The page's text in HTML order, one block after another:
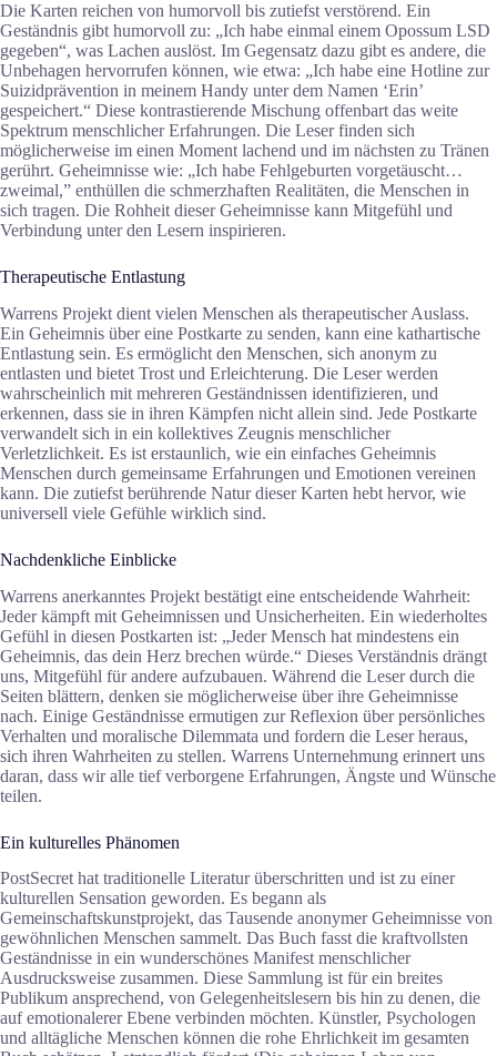
Die Karten reichen von humorvoll bis zutiefst verstörend. Ein
Geständnis gibt humorvoll zu: „Ich habe einmal einem Opossum LSD
gegeben“, was Lachen auslöst. Im Gegensatz dazu gibt es andere, die
Unbehagen hervorrufen können, wie etwa: „Ich habe eine Hotline zur
Suizidprävention in meinem Handy unter dem Namen ‘Erin’
gespeichert.“ Diese kontrastierende Mischung offenbart das weite
Spektrum menschlicher Erfahrungen. Die Leser finden sich
möglicherweise im einen Moment lachend und im nächsten zu Tränen
gerührt. Geheimnisse wie: „Ich habe Fehlgeburten vorgetäuscht…
zweimal,” enthüllen die schmerzhaften Realitäten, die Menschen in
sich tragen. Die Rohheit dieser Geheimnisse kann Mitgefühl und
Verbindung unter den Lesern inspirieren.
Therapeutische Entlastung
Warrens Projekt dient vielen Menschen als therapeutischer Auslass.
Ein Geheimnis über eine Postkarte zu senden, kann eine kathartische
Entlastung sein. Es ermöglicht den Menschen, sich anonym zu
entlasten und bietet Trost und Erleichterung. Die Leser werden
wahrscheinlich mit mehreren Geständnissen identifizieren, und
erkennen, dass sie in ihren Kämpfen nicht allein sind. Jede Postkarte
verwandelt sich in ein kollektives Zeugnis menschlicher
Verletzlichkeit. Es ist erstaunlich, wie ein einfaches Geheimnis
Menschen durch gemeinsame Erfahrungen und Emotionen vereinen
kann. Die zutiefst berührende Natur dieser Karten hebt hervor, wie
universell viele Gefühle wirklich sind.
Nachdenkliche Einblicke
Warrens anerkanntes Projekt bestätigt eine entscheidende Wahrheit:
Jeder kämpft mit Geheimnissen und Unsicherheiten. Ein wiederholtes
Gefühl in diesen Postkarten ist: „Jeder Mensch hat mindestens ein
Geheimnis, das dein Herz brechen würde.“ Dieses Verständnis drängt
uns, Mitgefühl für andere aufzubauen. Während die Leser durch die
Seiten blättern, denken sie möglicherweise über ihre Geheimnisse
nach. Einige Geständnisse ermutigen zur Reflexion über persönliches
Verhalten und moralische Dilemmata und fordern die Leser heraus,
sich ihren Wahrheiten zu stellen. Warrens Unternehmung erinnert uns
daran, dass wir alle tief verborgene Erfahrungen, Ängste und Wünsche
teilen.
Ein kulturelles Phänomen
PostSecret hat traditionelle Literatur überschritten und ist zu einer
kulturellen Sensation geworden. Es begann als
Gemeinschaftskunstprojekt, das Tausende anonymer Geheimnisse von
gewöhnlichen Menschen sammelt. Das Buch fasst die kraftvollsten
Geständnisse in ein wunderschönes Manifest menschlicher
Ausdrucksweise zusammen. Diese Sammlung ist für ein breites
Publikum ansprechend, von Gelegenheitslesern bis hin zu denen, die
auf emotionalerer Ebene verbinden möchten. Künstler, Psychologen
und alltägliche Menschen können die rohe Ehrlichkeit im gesamten